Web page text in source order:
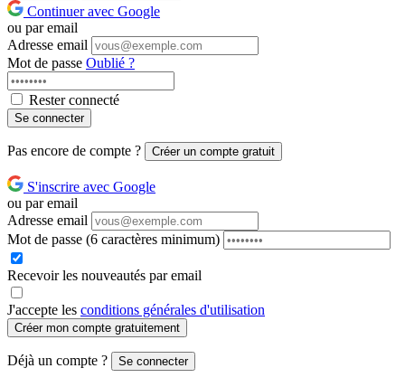
Continuer avec Google
ou par email
Adresse email
Mot de passe Oublié ?
Rester connecté
Se connecter
Pas encore de compte ? Créer un compte gratuit
S'inscrire avec Google
ou par email
Adresse email
Mot de passe (6 caractères minimum)
Recevoir les nouveautés par email
J'accepte les conditions générales d'utilisation
Créer mon compte gratuitement
Déjà un compte ? Se connecter